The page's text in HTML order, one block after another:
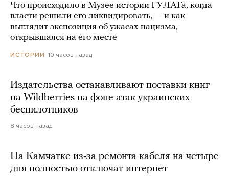
Что происходило в Музее истории ГУЛАГа, когда
власти решили его ликвидировать, — и как
выглядит экспозиция об ужасах нацизма,
открывшаяся на его месте
ИСТОРИИ 10 часов назад
Издательства останавливают поставки книг
на Wildberries на фоне атак украинских
беспилотников
8 часов назад
На Камчатке из-за ремонта кабеля на четыре
дня полностью отключат интернет